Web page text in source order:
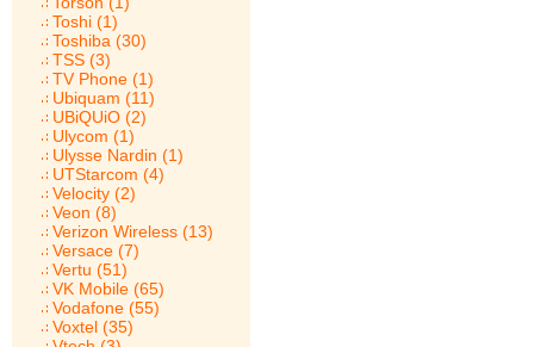
Toshi (1)
Toshiba (30)
TSS (3)
TV Phone (1)
Ubiquam (11)
UBiQUiO (2)
Ulycom (1)
Ulysse Nardin (1)
UTStarcom (4)
Velocity (2)
Veon (8)
Verizon Wireless (13)
Versace (7)
Vertu (51)
VK Mobile (65)
Vodafone (55)
Voxtel (35)